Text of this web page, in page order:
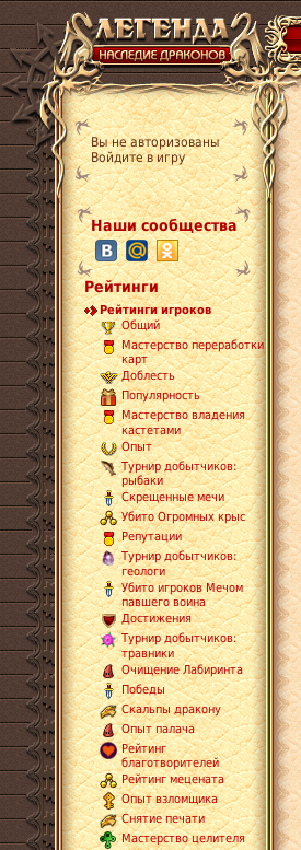
Вы не авторизованы
Войдите в игру
Наши сообщества
Рейтинги
Рейтинги игроков
Общий
Мастерство переработки
карт
Доблесть
Популярность
Мастерство владения
кастетами
Опыт
Турнир добытчиков:
рыбаки
Скрещенные мечи
Убито Огромных крыс
Репутации
Турнир добытчиков:
геологи
Убито игроков Мечом
павшего воина
Достижения
Турнир добытчиков:
травники
Очищение Лабиринта
Победы
Скальпы дракону
Опыт палача
Рейтинг
благотворителей
Рейтинг мецената
Опыт взломщика
Снятие печати
Мастерство целителя